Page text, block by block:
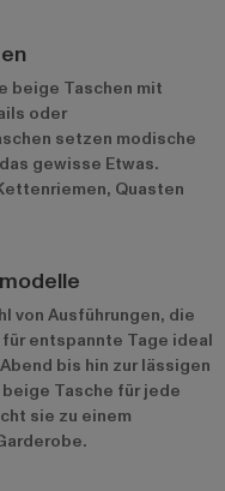
beige Taschen mit
oder
setzen modische
gewisse Etwas.
Quasten
von Ausführungen, die
entspannte Tage ideal
bis hin zur lässigen
Tasche für jede
sie zu einem